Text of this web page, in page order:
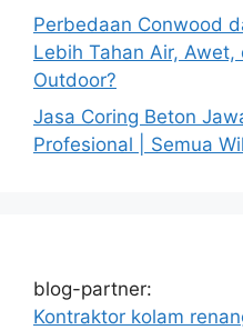
Perbedaan Conwood
Lebih Tahan Air,
Outdoor?
Jasa Coring Beton
Profesional | Semua
blog-partner:
Kontraktor kolam